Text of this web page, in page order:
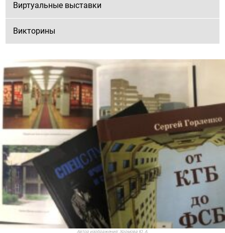
Виртуальные выставки
Викторины
Автор изображения: Хромова Ю. А.